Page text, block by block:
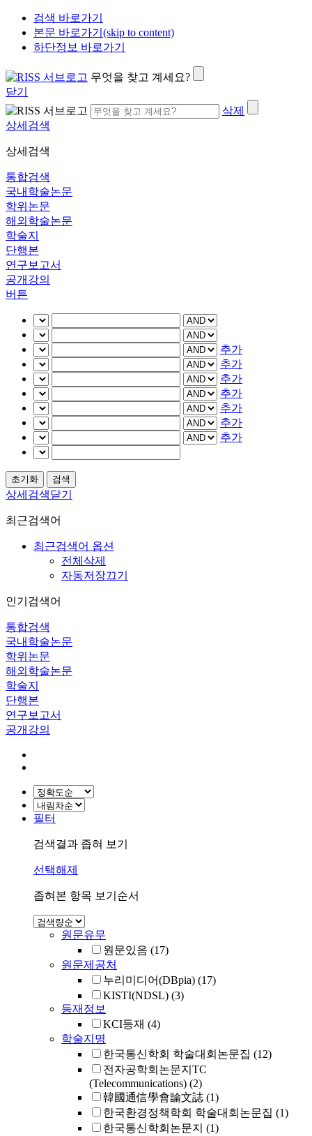
검색 바로가기
본문 바로가기(skip to content)
하단정보 바로가기
무엇을 찾고 계세요?
닫기
삭제
상세검색
상세검색
통합검색
국내학술논문
학위논문
해외학술논문
학술지
단행본
연구보고서
공개강의
버튼
추가
추가
추가
추가
추가
추가
추가
상세검색닫기
최근검색어
최근검색어 옵션
전체삭제
자동저장끄기
인기검색어
통합검색
국내학술논문
학위논문
해외학술논문
학술지
단행본
연구보고서
공개강의
필터
검색결과 좁혀 보기
선택해제
좁혀본 항목 보기순서
원문유무
원문있음 (17)
원문제공처
누리미디어(DBpia) (17)
KISTI(NDSL) (3)
등재정보
KCI등재 (4)
학술지명
한국통신학회 학술대회논문집 (12)
전자공학회논문지TC
(Telecommunications) (2)
韓國通信學會論文誌 (1)
한국환경정책학회 학술대회논문집 (1)
한국통신학회논문지 (1)